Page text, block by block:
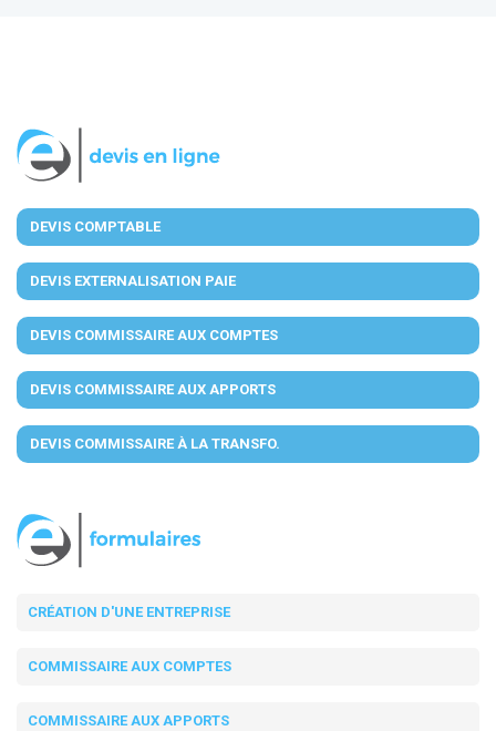
DEVIS COMPTABLE
DEVIS EXTERNALISATION PAIE
DEVIS COMMISSAIRE AUX COMPTES
DEVIS COMMISSAIRE AUX APPORTS
DEVIS COMMISSAIRE À LA TRANSFO.
CRÉATION D'UNE ENTREPRISE
COMMISSAIRE AUX COMPTES
COMMISSAIRE AUX APPORTS